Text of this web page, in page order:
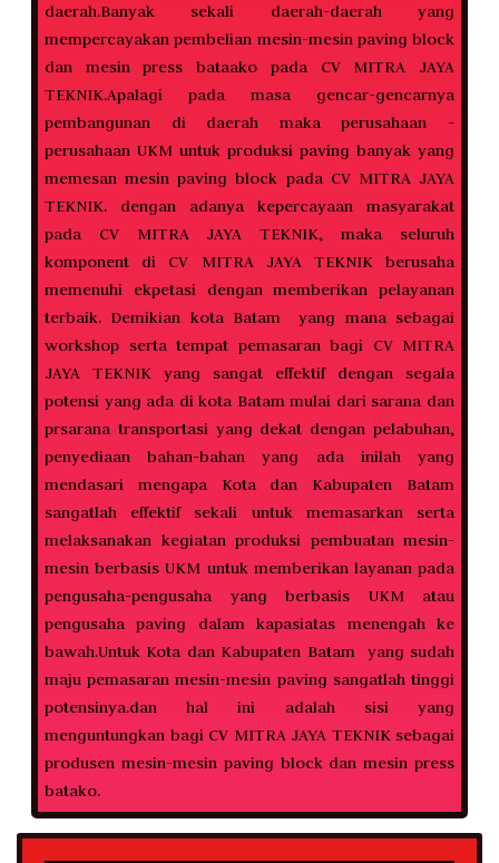
daerah.Banyak sekali daerah-daerah yang
mempercayakan pembelian mesin-mesin paving block
dan mesin press bataako pada CV MITRA JAYA
TEKNIK.Apalagi pada masa gencar-gencarnya
pembangunan di daerah maka perusahaan -
perusahaan UKM untuk produksi paving banyak yang
memesan mesin paving block pada CV MITRA JAYA
TEKNIK. dengan adanya kepercayaan masyarakat
pada CV MITRA JAYA TEKNIK, maka seluruh
komponent di CV MITRA JAYA TEKNIK berusaha
memenuhi ekpetasi dengan memberikan pelayanan
terbaik. Demikian kota Batam yang mana sebagai
workshop serta tempat pemasaran bagi CV MITRA
JAYA TEKNIK yang sangat effektif dengan segala
potensi yang ada di kota Batam mulai dari sarana dan
prsarana transportasi yang dekat dengan pelabuhan,
penyediaan bahan-bahan yang ada inilah yang
mendasari mengapa Kota dan Kabupaten Batam
sangatlah effektif sekali untuk memasarkan serta
melaksanakan kegiatan produksi pembuatan mesin-
mesin berbasis UKM untuk memberikan layanan pada
pengusaha-pengusaha yang berbasis UKM atau
pengusaha paving dalam kapasiatas menengah ke
bawah.Untuk Kota dan Kabupaten Batam yang sudah
maju pemasaran mesin-mesin paving sangatlah tinggi
potensinya.dan hal ini adalah sisi yang
menguntungkan bagi CV MITRA JAYA TEKNIK sebagai
produsen mesin-mesin paving block dan mesin press
batako.